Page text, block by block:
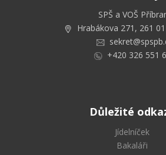
SPŠ a VOŠ
Hrabákova 271, 261
+420 326 551
Důležité
Jídelníček
Bakaláři